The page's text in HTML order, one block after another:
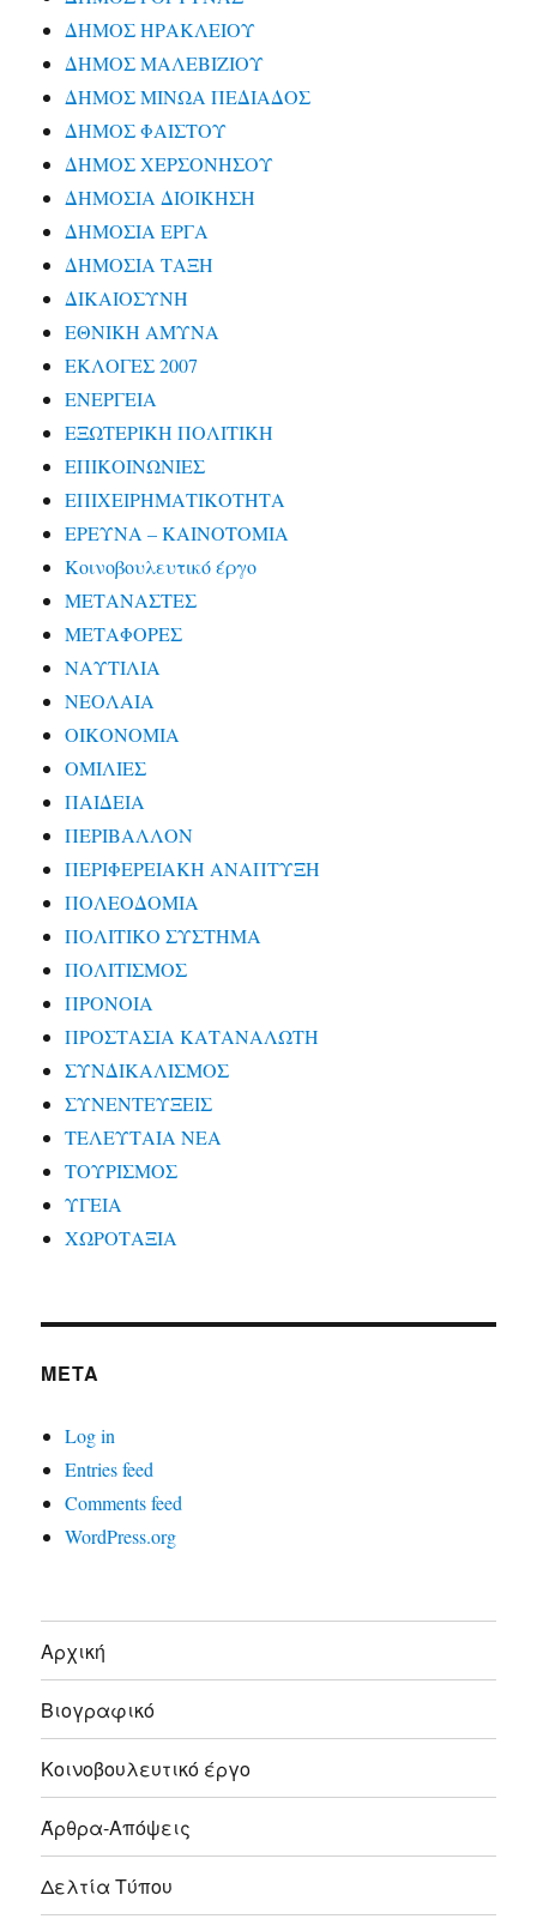
ΔΗΜΟΣ ΗΡΑΚΛΕΙΟΥ
ΔΗΜΟΣ ΜΑΛΕΒΙΖΙΟΥ
ΔΗΜΟΣ ΜΙΝΩΑ ΠΕΔΙΑΔΟΣ
ΔΗΜΟΣ ΦΑΙΣΤΟΥ
ΔΗΜΟΣ ΧΕΡΣΟΝΗΣΟΥ
ΔΗΜΟΣΙΑ ΔΙΟΙΚΗΣΗ
ΔΗΜΟΣΙΑ ΕΡΓΑ
ΔΗΜΟΣΙΑ ΤΑΞΗ
ΔΙΚΑΙΟΣΥΝΗ
ΕΘΝΙΚΗ ΑΜΥΝΑ
ΕΚΛΟΓΕΣ 2007
ΕΝΕΡΓΕΙΑ
ΕΞΩΤΕΡΙΚΗ ΠΟΛΙΤΙΚΗ
ΕΠΙΚΟΙΝΩΝΙΕΣ
ΕΠΙΧΕΙΡΗΜΑΤΙΚΟΤΗΤΑ
ΕΡΕΥΝΑ – ΚΑΙΝΟΤΟΜΙΑ
Κοινοβουλευτικό έργο
ΜΕΤΑΝΑΣΤΕΣ
ΜΕΤΑΦΟΡΕΣ
ΝΑΥΤΙΛΙΑ
ΝΕΟΛΑΙΑ
ΟΙΚΟΝΟΜΙΑ
ΟΜΙΛΙΕΣ
ΠΑΙΔΕΙΑ
ΠΕΡΙΒΑΛΛΟΝ
ΠΕΡΙΦΕΡΕΙΑΚΗ ΑΝΑΠΤΥΞΗ
ΠΟΛΕΟΔΟΜΙΑ
ΠΟΛΙΤΙΚΟ ΣΥΣΤΗΜΑ
ΠΟΛΙΤΙΣΜΟΣ
ΠΡΟΝΟΙΑ
ΠΡΟΣΤΑΣΙΑ ΚΑΤΑΝΑΛΩΤΗ
ΣΥΝΔΙΚΑΛΙΣΜΟΣ
ΣΥΝΕΝΤΕΥΞΕΙΣ
ΤΕΛΕΥΤΑΙΑ ΝΕΑ
ΤΟΥΡΙΣΜΟΣ
ΥΓΕΙΑ
ΧΩΡΟΤΑΞΙΑ
META
Log in
Entries feed
Comments feed
WordPress.org
Αρχική
Βιογραφικό
Κοινοβουλευτικό έργο
Άρθρα-Απόψεις
Δελτία Τύπου